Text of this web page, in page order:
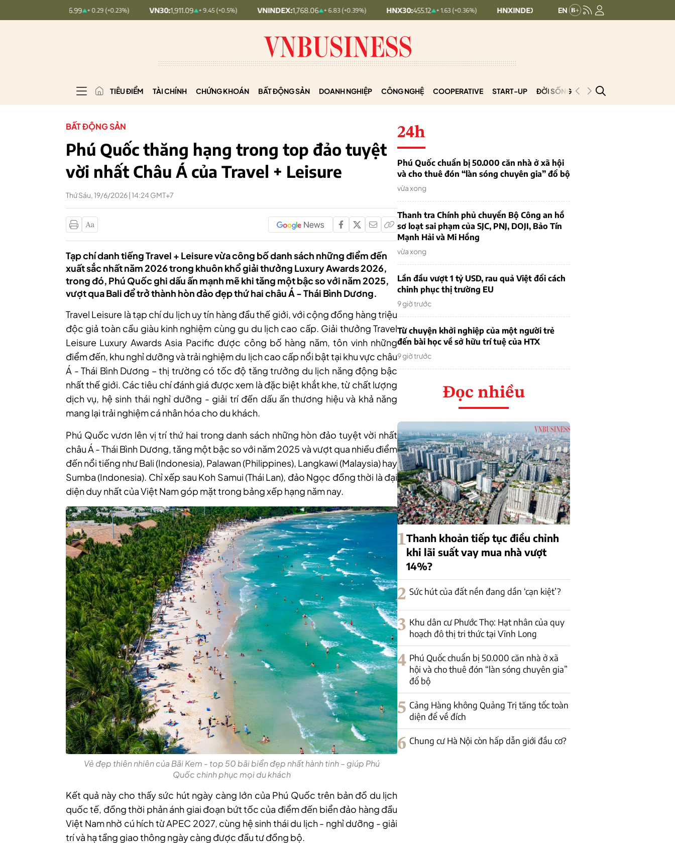
+ 0.29 (+0.23%) VN30:1,911.09 + 9.45 (+0.5%) VNINDEX: 1,768.06 + 6.83 (+0.39%) HNX30:455.12 + 1.63 (+0.36%) HNXINDEX: 293.44 + 0.25 (+0.09%) UPCOMINDEX:
TIÊU ĐIỂM TÀI CHÍNH CHỨNG KHOÁN BẤT ĐỘNG SẢN DOANH NGHIỆP CÔNG NGHỆ COOPERATIVE START-UP ĐỜI SỐNG PODCAST
BẤT ĐỘNG SẢN
Phú Quốc thăng hạng trong top đảo tuyệt
vời nhất Châu Á của Travel + Leisure
Thứ Sáu, 19/6/2026 | 14:24 GMT+7
Tạp chí danh tiếng Travel + Leisure vừa công bố danh sách những điểm đến
xuất sắc nhất năm 2026 trong khuôn khổ giải thưởng Luxury Awards 2026,
trong đó, Phú Quốc ghi dấu ấn mạnh mẽ khi tăng một bậc so với năm 2025,
vượt qua Bali để trở thành hòn đảo đẹp thứ hai châu Á - Thái Bình Dương.
Travel Leisure là tạp chí du lịch uy tín hàng đầu thế giới, với cộng đồng hàng triệu
độc giả toàn cầu giàu kinh nghiệm cùng gu du lịch cao cấp. Giải thưởng Travel
Leisure Luxury Awards Asia Pacific được công bố hàng năm, tôn vinh những
điểm đến, khu nghỉ dưỡng và trải nghiệm du lịch cao cấp nổi bật tại khu vực châu
Á - Thái Bình Dương – thị trường có tốc độ tăng trưởng du lịch năng động bậc
nhất thế giới. Các tiêu chí đánh giá được xem là đặc biệt khắt khe, từ chất lượng
dịch vụ, hệ sinh thái nghỉ dưỡng - giải trí đến dấu ấn thương hiệu và khả năng
mang lại trải nghiệm cá nhân hóa cho du khách.
Phú Quốc vươn lên vị trí thứ hai trong danh sách những hòn đảo tuyệt vời nhất
châu Á - Thái Bình Dương, tăng một bậc so với năm 2025 và vượt qua nhiều điểm
đến nổi tiếng như Bali (Indonesia), Palawan (Philippines), Langkawi (Malaysia) hay
Sumba (Indonesia). Chỉ xếp sau Koh Samui (Thái Lan), đảo Ngọc đồng thời là đại
diện duy nhất của Việt Nam góp mặt trong bảng xếp hạng năm nay.
Vẻ đẹp thiên nhiên của Bãi Kem - top 50 bãi biển đẹp nhất hành tinh – giúp Phú
Quốc chinh phục mọi du khách
Kết quả này cho thấy sức hút ngày càng lớn của Phú Quốc trên bản đồ du lịch
quốc tế, đồng thời phản ánh giai đoạn bứt tốc của điểm đến biển đảo hàng đầu
Việt Nam nhờ cú hích từ APEC 2027, cùng hệ sinh thái du lịch - nghỉ dưỡng - giải
trí và hạ tầng giao thông ngày càng được đầu tư đồng bộ.
24h
Phú Quốc chuẩn bị 50.000 căn nhà ở xã hội
và cho thuê đón “làn sóng chuyên gia” đổ bộ
vừa xong
Thanh tra Chính phủ chuyển Bộ Công an hồ
sơ loạt sai phạm của SJC, PNJ, DOJI, Bảo Tín
Mạnh Hải và Mi Hồng
vừa xong
Lần đầu vượt 1 tỷ USD, rau quả Việt đổi cách
chinh phục thị trường EU
9 giờ trước
Từ chuyện khởi nghiệp của một người trẻ
đến bài học về sở hữu trí tuệ của HTX
9 giờ trước
Đọc nhiều
1Thanh khoản tiếp tục điều chỉnh
khi lãi suất vay mua nhà vượt
14%?
2 Sức hút của đất nền đang dần ‘cạn kiệt’?
3 Khu dân cư Phước Thọ: Hạt nhân của quy
hoạch đô thị tri thức tại Vĩnh Long
4 Phú Quốc chuẩn bị 50.000 căn nhà ở xã
hội và cho thuê đón “làn sóng chuyên gia”
đổ bộ
5 Cảng Hàng không Quảng Trị tăng tốc toàn
diện để về đích
6 Chung cư Hà Nội còn hấp dẫn giới đầu cơ?